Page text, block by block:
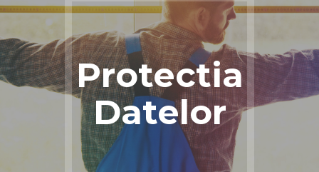
Protectia
Datelor